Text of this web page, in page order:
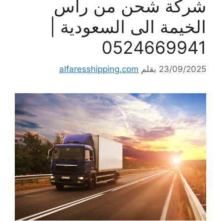
شركة شحن من رأس
الخيمة الى السعودية |
0524669941
23/09/2025 بقلم alfaresshipping.com